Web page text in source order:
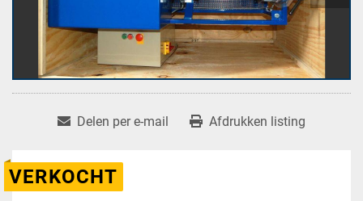
Delen per e-mail Afdrukken listing
VERKOCHT